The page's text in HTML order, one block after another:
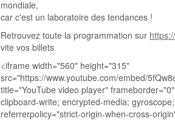
mondiale,
car c'est un laboratoire des tendances !
Retrouvez toute la programmation sur
vite vos billets
<iframe width="560" height="315"
src="https://www.youtube.com/embed/
title="YouTube video player"
clipboard-write; encrypted-media;
referrerpolicy="strict-origin-when-cross-